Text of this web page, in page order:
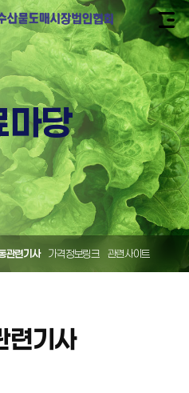
마당
관련기사 가격정보링크 관련사이트
련기사